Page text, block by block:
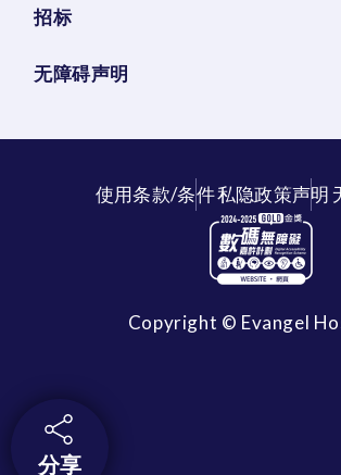
招标
无障碍声明
使用条款/条件私隐政策声明
Copyright © Evangel
分享